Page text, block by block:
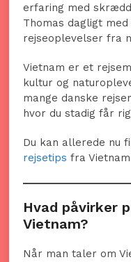
erfaring med
Thomas dagligt
rejseoplevelser fra
Vietnam er et
kultur og
mange danske
hvor du stadig får
Du kan allerede nu
rejsetips fra
Hvad påvirker
Vietnam?
Når man taler om